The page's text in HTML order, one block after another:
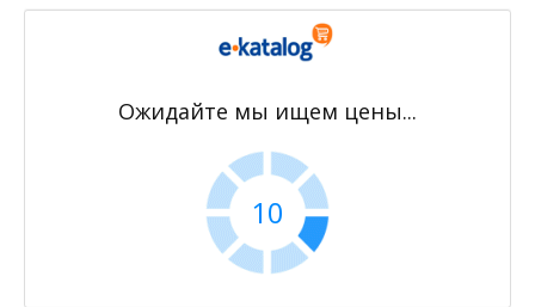
Ожидайте мы ищем цены...
10